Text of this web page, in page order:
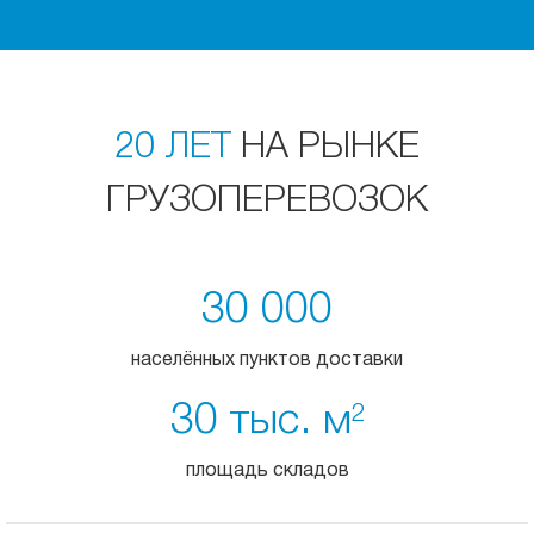
20 ЛЕТ
НА РЫНКЕ
ГРУЗОПЕРЕВОЗОК
30 000
населённых пунктов доставки
30 тыс. м2
площадь складов